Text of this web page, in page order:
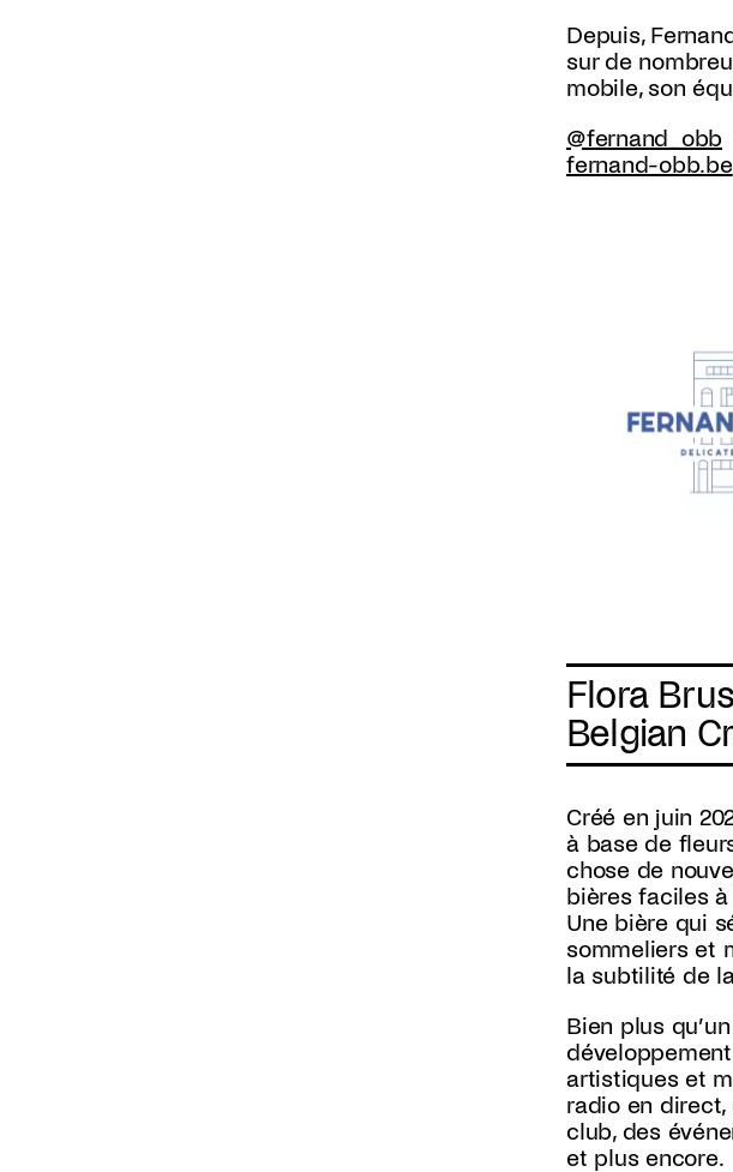
Depuis,
sur de
mobile, son
@fernand_obb
fernand-obb.be
Flora
Belgian
Créé en juin
à base de
chose de
bières faciles
Une bière qui
sommeliers et
la subtilité de
Bien plus
artistiques et
radio en direct,
club, des
et plus encore.